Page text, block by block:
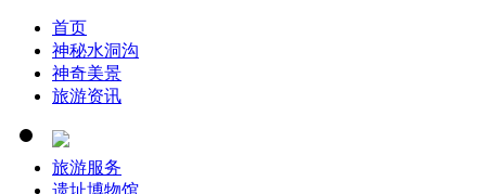
首页
神秘水洞沟
神奇美景
旅游资讯
旅游服务
遗址博物馆